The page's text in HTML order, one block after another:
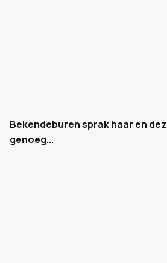
Bekendeburen sprak haar en
genoeg...